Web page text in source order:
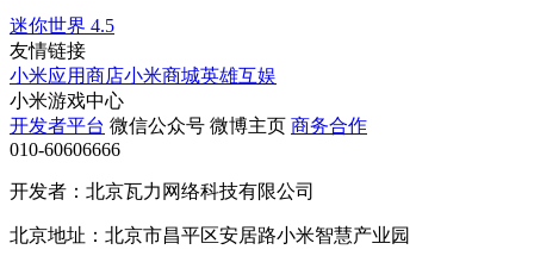
迷你世界 4.5
友情链接
小米应用商店小米商城英雄互娱
小米游戏中心
开发者平台 微信公众号 微博主页 商务合作
010-60606666
开发者：北京瓦力网络科技有限公司
北京地址：北京市昌平区安居路小米智慧产业园